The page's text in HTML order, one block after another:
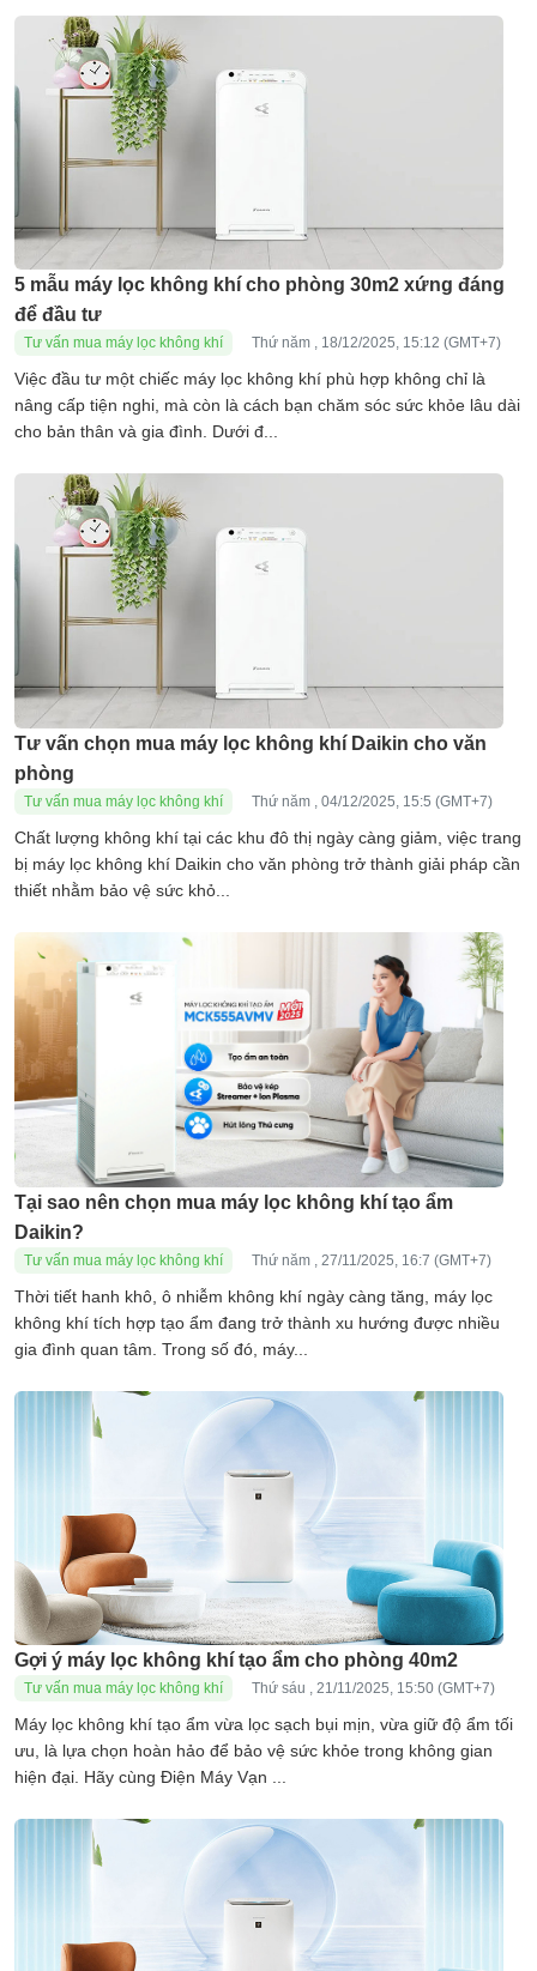
5 mẫu máy lọc không khí cho phòng 30m2 xứng đáng
để đầu tư
Tư vấn mua máy lọc không khí Thứ năm , 18/12/2025, 15:12 (GMT+7)
Việc đầu tư một chiếc máy lọc không khí phù hợp không chỉ là
nâng cấp tiện nghi, mà còn là cách bạn chăm sóc sức khỏe lâu dài
cho bản thân và gia đình. Dưới đ...
Tư vấn chọn mua máy lọc không khí Daikin cho văn
phòng
Tư vấn mua máy lọc không khí Thứ năm , 04/12/2025, 15:5 (GMT+7)
Chất lượng không khí tại các khu đô thị ngày càng giảm, việc trang
bị máy lọc không khí Daikin cho văn phòng trở thành giải pháp cần
thiết nhằm bảo vệ sức khỏ...
Tại sao nên chọn mua máy lọc không khí tạo ẩm
Daikin?
Tư vấn mua máy lọc không khí Thứ năm , 27/11/2025, 16:7 (GMT+7)
Thời tiết hanh khô, ô nhiễm không khí ngày càng tăng, máy lọc
không khí tích hợp tạo ẩm đang trở thành xu hướng được nhiều
gia đình quan tâm. Trong số đó, máy...
Gợi ý máy lọc không khí tạo ẩm cho phòng 40m2
Tư vấn mua máy lọc không khí Thứ sáu , 21/11/2025, 15:50 (GMT+7)
Máy lọc không khí tạo ẩm vừa lọc sạch bụi mịn, vừa giữ độ ẩm tối
ưu, là lựa chọn hoàn hảo để bảo vệ sức khỏe trong không gian
hiện đại. Hãy cùng Điện Máy Vạn ...